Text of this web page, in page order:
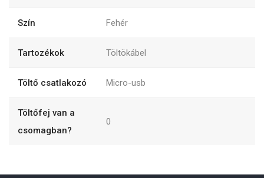
Szín Fehér
Tartozékok Töltökábel
Töltő csatlakozó Micro-usb
Töltőfej van a
csomagban?
0